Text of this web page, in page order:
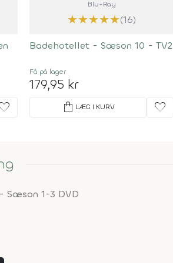
Blu-Ray
★★★★★(16)
Badehotellet - Sæson 10 - TV2
Få på lager
179,95 kr
shopping_bag LÆG I KURV favorite
Sæson 1-3 DVD